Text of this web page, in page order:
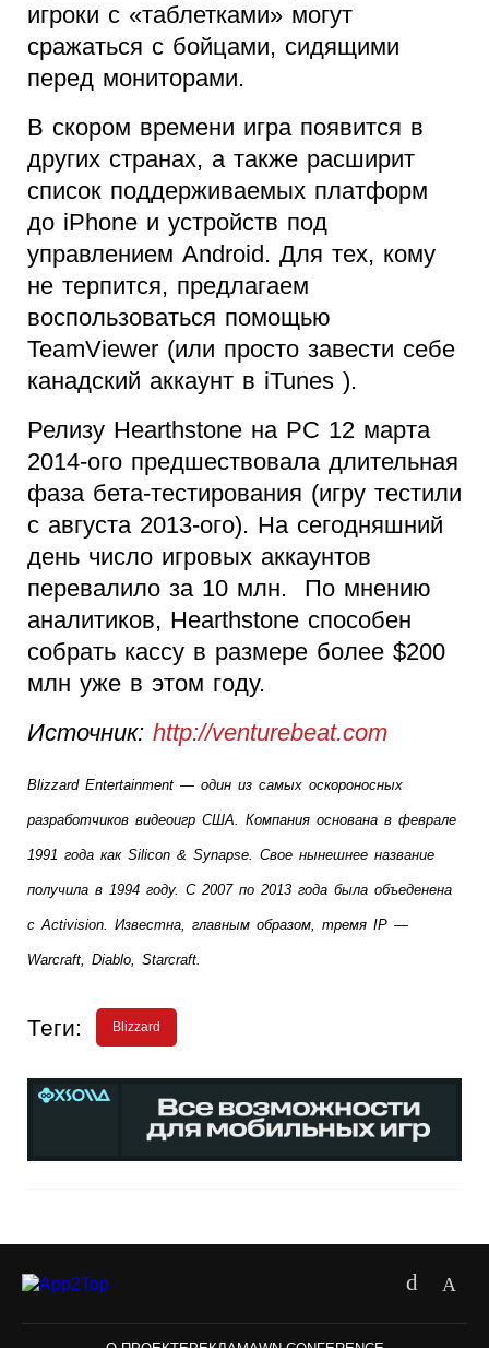
игроки с «таблетками» могут
сражаться с бойцами, сидящими
перед мониторами.
В скором времени игра появится в
других странах, а также расширит
список поддерживаемых платформ
до iPhone и устройств под
управлением Android. Для тех, кому
не терпится, предлагаем
воспользоваться помощью
TeamViewer (или просто завести себе
канадский аккаунт в iTunes ).
Релизу Hearthstone на PC 12 марта
2014-ого предшествовала длительная
фаза бета-тестирования (игру тестили
с августа 2013-ого). На сегодняшний
день число игровых аккаунтов
перевалило за 10 млн. По мнению
аналитиков, Hearthstone способен
собрать кассу в размере более $200
млн уже в этом году.
Источник: http://venturebeat.com
Blizzard Entertainment — один из самых оскороносных
разработчиков видеоигр США. Компания основана в феврале
1991 года как Silicon & Synapse. Свое нынешнее название
получила в 1994 году. С 2007 по 2013 года была объеденена
с Activision. Известна, главным образом, тремя IP —
Warcraft, Diablo, Starcraft.
Теги: Blizzard